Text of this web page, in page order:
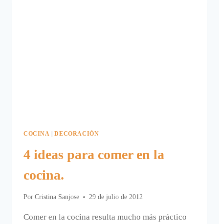
COCINA |DECORACIÓN
4 ideas para comer en la
cocina.
Por Cristina Sanjose 29 de julio de 2012
Comer en la cocina resulta mucho más práctico